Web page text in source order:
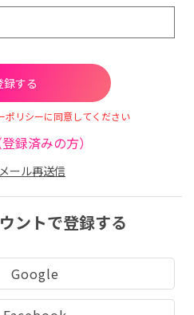
ポリシーに同意してください
録済みの方）
ール再送信
ントで登録する
Google